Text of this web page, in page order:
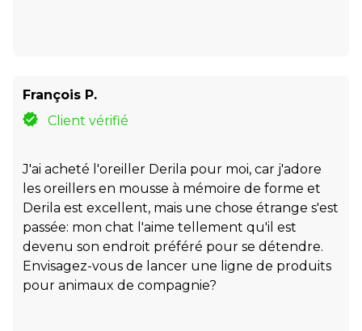
François P.
Client vérifié
J'ai acheté l'oreiller Derila pour moi, car j'adore
les oreillers en mousse à mémoire de forme et
Derila est excellent, mais une chose étrange s'est
passée: mon chat l'aime tellement qu'il est
devenu son endroit préféré pour se détendre.
Envisagez-vous de lancer une ligne de produits
pour animaux de compagnie?